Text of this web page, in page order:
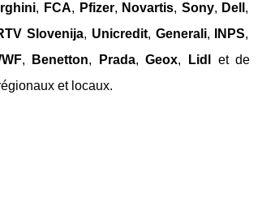
, FCA, Pfizer, Novartis, Sony, Dell ,
Slovenija, Unicredit, Generali, INPS,
, Benetton, Prada, Geox, Lidl et de
et locaux.